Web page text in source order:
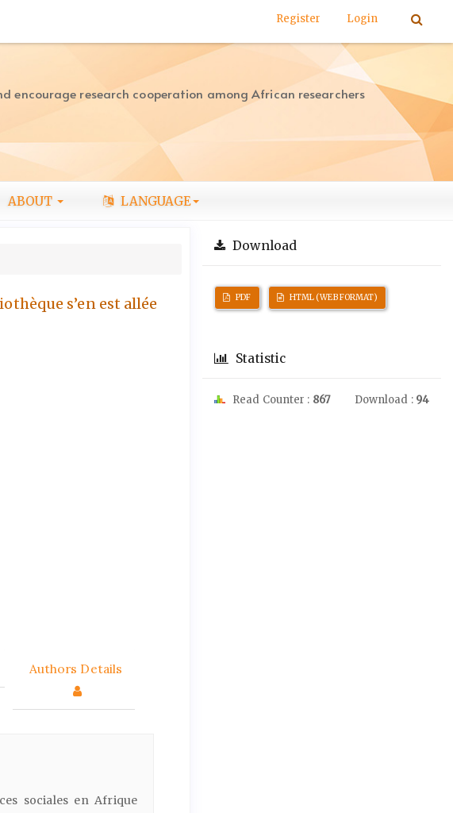
Register Login
encourage research cooperation among African researchers
ABOUT LANGUAGE
s’en est allée
Authors Details
sociales en Afrique
Download
PDF HTML (WEB FORMAT)
Statistic
Read Counter : 867 Download : 94